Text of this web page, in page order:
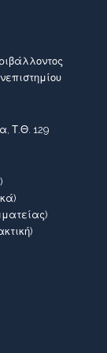
Τ.Θ. 129